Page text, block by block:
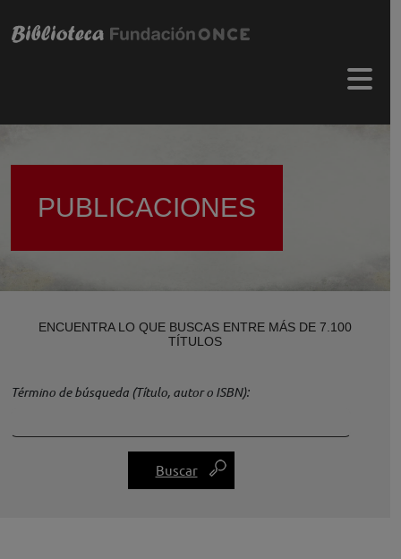
PUBLICACIONES
ENCUENTRA LO QUE BUSCAS ENTRE MÁS DE 7.100
TÍTULOS
Término de búsqueda (Título, autor o ISBN)